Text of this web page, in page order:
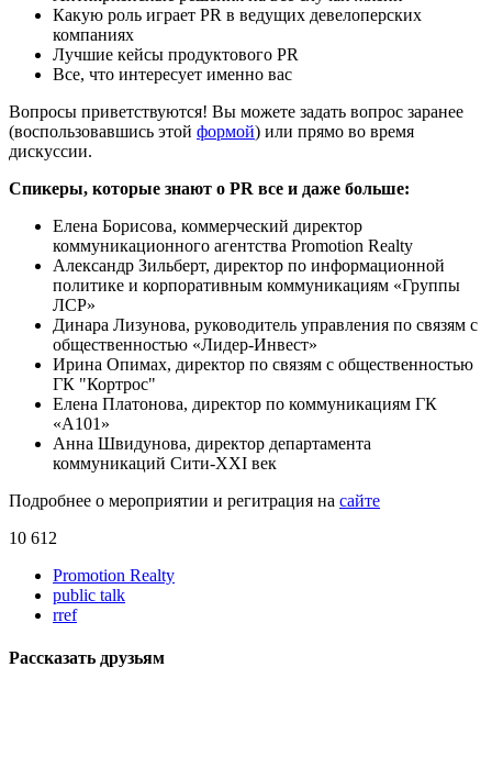
Какую роль играет PR в ведущих девелоперских
компаниях
Лучшие кейсы продуктового PR
Все, что интересует именно вас
Вопросы приветствуются! Вы можете задать вопрос заранее
(воспользовавшись этой формой) или прямо во время
дискуссии.
Спикеры, которые знают о PR все и даже больше:
Елена Борисова, коммерческий директор
коммуникационного агентства Promotion Realty
Александр Зильберт, директор по информационной
политике и корпоративным коммуникациям «Группы
ЛСР»
Динара Лизунова, руководитель управления по связям с
общественностью «Лидер-Инвест»
Ирина Опимах, директор по связям с общественностью
ГК "Кортрос"
Елена Платонова, директор по коммуникациям ГК
«А101»
Анна Швидунова, директор департамента
коммуникаций Сити-XXI век
Подробнее о мероприятии и регитрация на сайте
10 612
Promotion Realty
public talk
rref
Рассказать друзьям